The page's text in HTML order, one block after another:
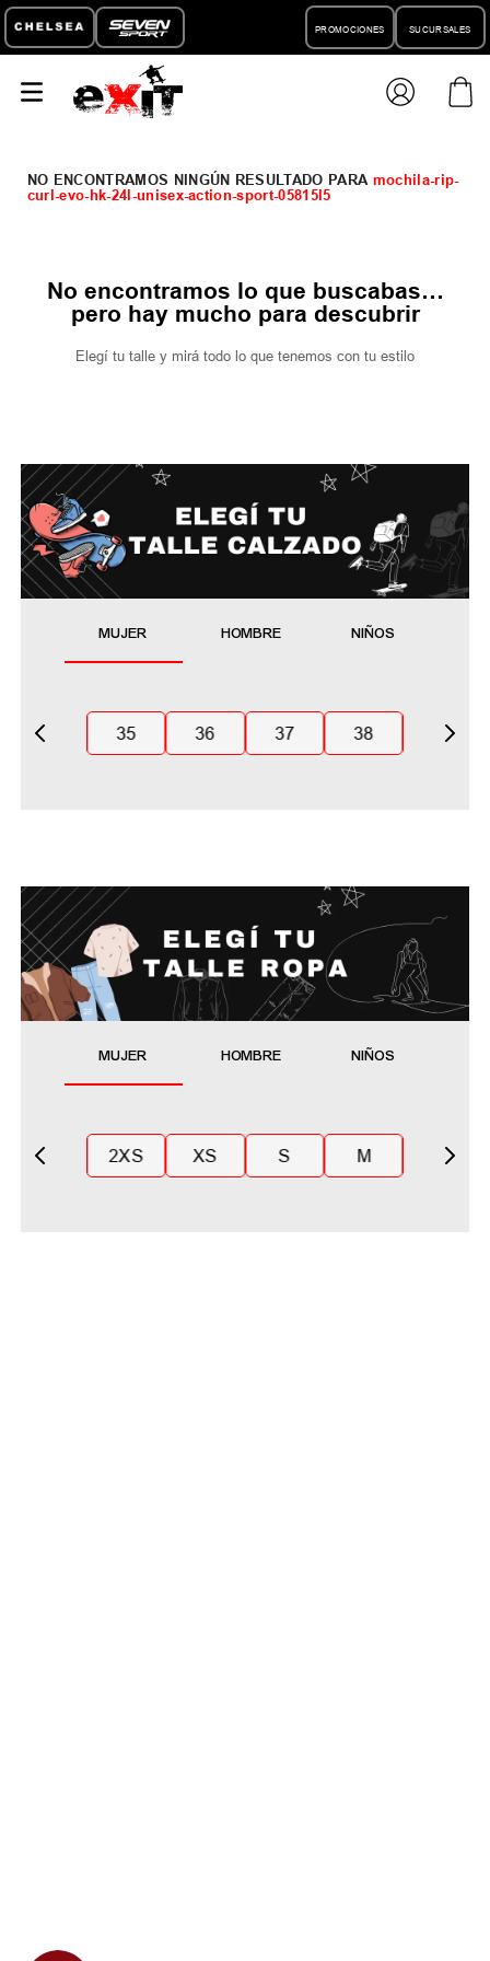
PROMOCIONES SUCURSALES
mochila-rip-
curl-evo-hk-24l-unisex-action-sport-05815l5
No encontramos lo que buscabas…
pero hay mucho para descubrir
Elegí tu talle y mirá todo lo que tenemos con tu estilo
MUJER HOMBRE NIÑOS
35 36 37 38
MUJER HOMBRE NIÑOS
2XS XS S M